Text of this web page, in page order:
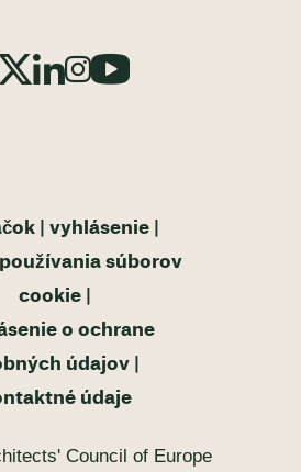
vyhlásenie
súborov
cookie
o ochrane
údajov
údaje
Council of Europe